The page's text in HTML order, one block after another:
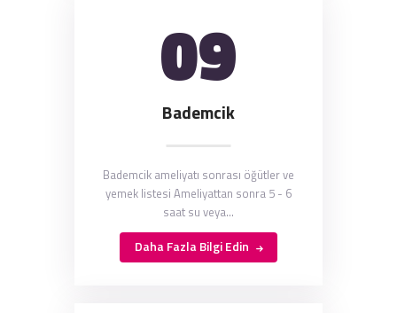
09
Bademcik
Bademcik ameliyatı sonrası öğütler ve
yemek listesi Ameliyattan sonra 5 - 6
saat su veya…
Daha Fazla Bilgi Edin